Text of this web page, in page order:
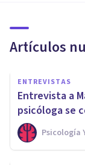
Artículos
ENTREVISTAS
Entrevista a
psicóloga se
Psicología